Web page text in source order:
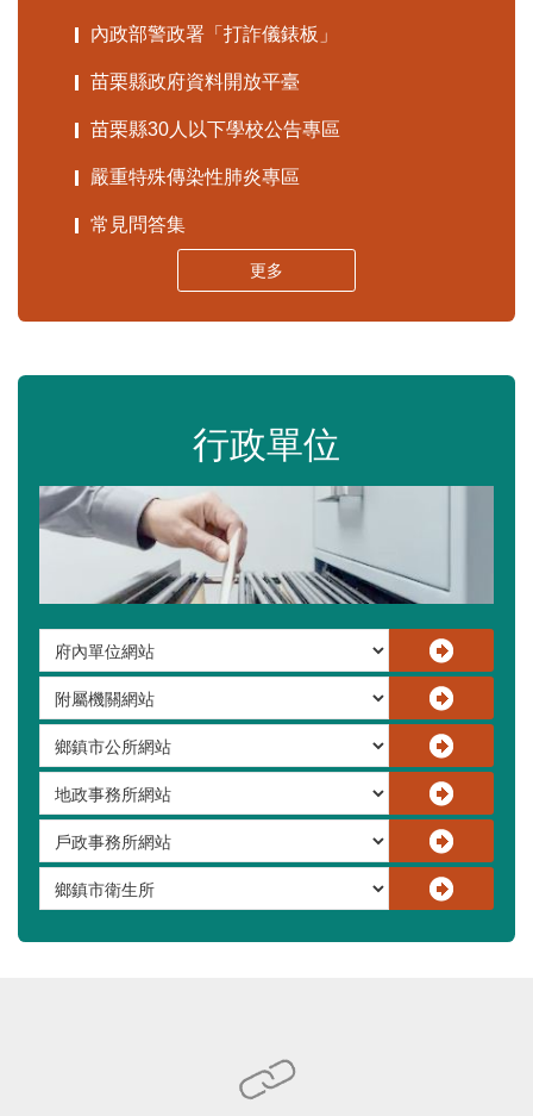
內政部警政署「打詐儀錶板」
苗栗縣政府資料開放平臺
苗栗縣30人以下學校公告專區
嚴重特殊傳染性肺炎專區
常見問答集
更多
行政單位